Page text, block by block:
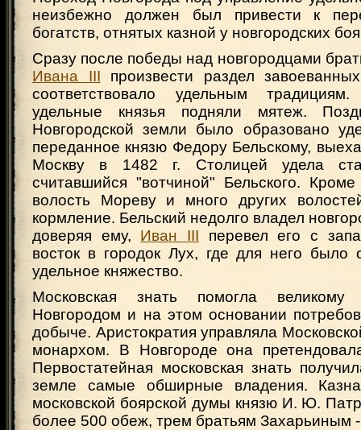
неизбежно должен был привести к
богатств, отнятых казной у новгородских
Сразу после победы над новгородцами
Ивана III произвести раздел
соответствовало удельным
удельные князья подняли мятеж.
Новгородской земли было образовано
переданное князю Федору Бельскому,
Москву в 1482 г. Столицей удела
считавшийся "вотчиной" Бельского.
волость Мореву и много других
кормление. Бельский недолго владел
доверяя ему, Иван III перевел его с
восток в городок Лух, где для него было
удельное княжество.
Московская знать помогла великому
Новгородом и на этом основании
добыче. Аристократия управляла
монархом. В Новгороде она
Первостатейная московская знать
земле самые обширные владения.
московской боярской думы князю И. Ю.
более 500 обеж, трем братьям Захарьиным